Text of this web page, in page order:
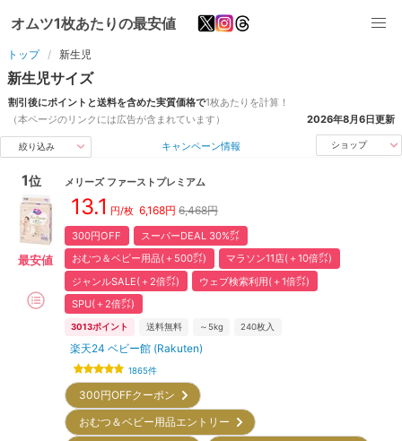
オムツ1枚あたりの最安値
トップ 新生児
新生児サイズ
割引後にポイントと送料を含めた実質価格で1枚あたりを計算！
（本ページのリンクには広告が含まれています）
2026年8月6日更新
絞り込み キャンペーン情報 ショップ
1位
最安値
メリーズ ファーストプレミアム
13.1 円/枚 6,168円 6,468円
300円OFF
スーパーDEAL 30%㌽
おむつ＆ベビー用品(＋500㌽)
マラソン11店(＋10倍㌽)
ジャンルSALE(＋2倍㌽)
ウェブ検索利用(＋1倍㌽)
SPU(＋2倍㌽)
3013ポイント 送料無料 ～5kg 240枚入
楽天24 ベビー館 (Rakuten)
1865件
300円OFFクーポン
おむつ＆ベビー用品エントリー